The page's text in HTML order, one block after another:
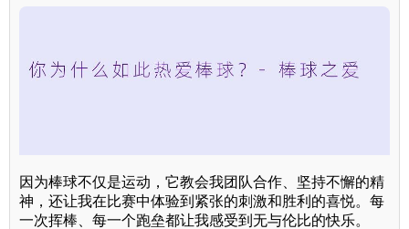
因为棒球不仅是运动，它教会我团队合作、坚持不懈的精
神，还让我在比赛中体验到紧张的刺激和胜利的喜悦。每
一次挥棒、每一个跑垒都让我感受到无与伦比的快乐。